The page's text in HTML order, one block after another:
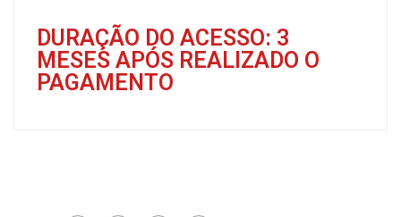
DURAÇÃO DO ACESSO: 3
MESES APÓS REALIZADO O
PAGAMENTO